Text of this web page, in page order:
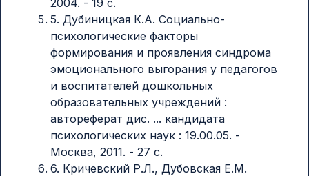
5. Дубиницкая К.А. Социально-
психологические факторы
формирования и проявления синдрома
эмоционального выгорания у педагогов
и воспитателей дошкольных
образовательных учреждений :
автореферат дис. ... кандидата
психологических наук : 19.00.05. -
Москва, 2011. - 27 с.
6. Кричевский Р.Л., Дубовская Е.М.